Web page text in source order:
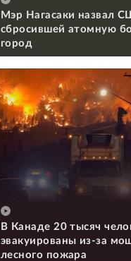
Мэр Нагасаки назвал
сбросившей атомную
город
В Канаде 20 тысяч
эвакуированы из-за
лесного пожара